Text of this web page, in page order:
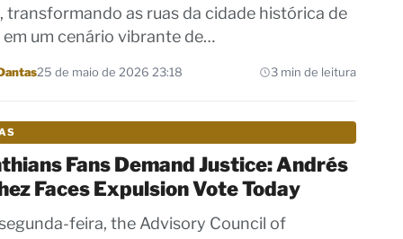
transformando as ruas da cidade histórica de
um cenário vibrante de…
25 de maio de 2026 23:18 3 min de leitura
Fans Demand Justice: Andrés
Faces Expulsion Vote Today
feira, the Advisory Council of